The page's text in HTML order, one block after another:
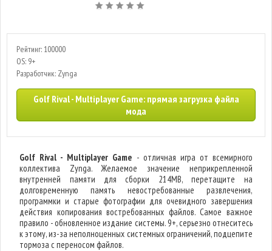
Рейтинг: 100000
OS: 9+
Разработчик: Zynga
Golf Rival - Multiplayer Game: прямая загрузка файла
мода
Golf Rival - Multiplayer Game - отличная игра от всемирного
коллектива Zynga. Желаемое значение неприкрепленной
внутренней памяти для сборки 214MB, перетащите на
долговременную память невостребованные развлечения,
программки и старые фотографии для очевидного завершения
действия копирования востребованных файлов. Самое важное
правило - обновленное издание системы. 9+, серьезно отнеситесь
к этому, из-за неполноценных системных ограничений, подцепите
тормоза с переносом файлов.